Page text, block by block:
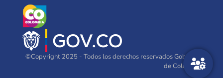
©Copyright 2025 - Todos los derechos reservados Gobierno
de Colombia